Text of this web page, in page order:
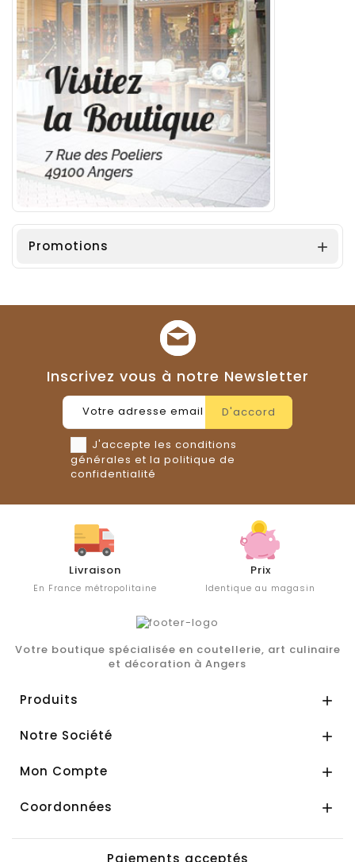
Promotions 
Inscrivez vous à notre Newsletter
J'accepte les conditions
générales et la politique de
confidentialité
Livraison
En France métropolitaine
Prix
Identique au magasin
Votre boutique spécialisée en coutellerie, art culinaire
et décoration à Angers
Produits 
Notre Société 
Mon Compte 
Coordonnées 
Paiements acceptés